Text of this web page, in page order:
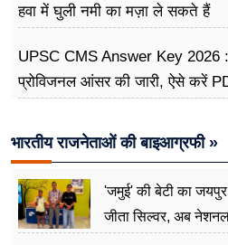
हवा में घुली नमी का मज़ा ले सकते हैं
UPSC CMS Answer Key 2026 :
प्रोविजनल आंसर की जारी, ऐसे करें
भारतीय राजनेताओं की बाइआग्रफी »
'जमुई' की बेटी का
जीता सिल्वर, अब नेशनल